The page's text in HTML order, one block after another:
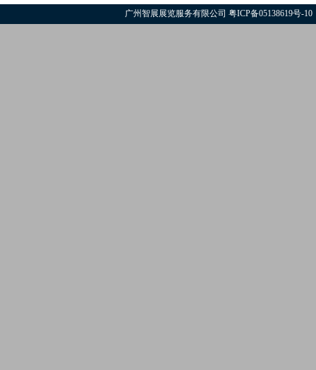
广州智展展览服务有限公司 粤ICP备05138619号-10